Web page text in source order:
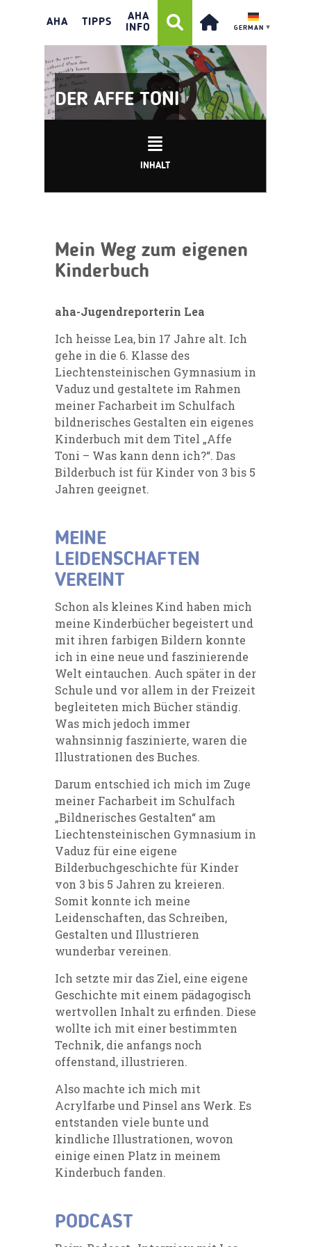
AHA TIPPS
AHA
INFO
GERMAN ▼
DER AFFE TONI
INHALT
Mein Weg zum eigenen
Kinderbuch
aha-Jugendreporterin Lea
Ich heisse Lea, bin 17 Jahre alt. Ich
gehe in die 6. Klasse des
Liechtensteinischen Gymnasium in
Vaduz und gestaltete im Rahmen
meiner Facharbeit im Schulfach
bildnerisches Gestalten ein eigenes
Kinderbuch mit dem Titel „Affe
Toni – Was kann denn ich?“. Das
Bilderbuch ist für Kinder von 3 bis 5
Jahren geeignet.
MEINE
LEIDENSCHAFTEN
VEREINT
Schon als kleines Kind haben mich
meine Kinderbücher begeistert und
mit ihren farbigen Bildern konnte
ich in eine neue und faszinierende
Welt eintauchen. Auch später in der
Schule und vor allem in der Freizeit
begleiteten mich Bücher ständig.
Was mich jedoch immer
wahnsinnig faszinierte, waren die
Illustrationen des Buches.
Darum entschied ich mich im Zuge
meiner Facharbeit im Schulfach
„Bildnerisches Gestalten“ am
Liechtensteinischen Gymnasium in
Vaduz für eine eigene
Bilderbuchgeschichte für Kinder
von 3 bis 5 Jahren zu kreieren.
Somit konnte ich meine
Leidenschaften, das Schreiben,
Gestalten und Illustrieren
wunderbar vereinen.
Ich setzte mir das Ziel, eine eigene
Geschichte mit einem pädagogisch
wertvollen Inhalt zu erfinden. Diese
wollte ich mit einer bestimmten
Technik, die anfangs noch
offenstand, illustrieren.
Also machte ich mich mit
Acrylfarbe und Pinsel ans Werk. Es
entstanden viele bunte und
kindliche Illustrationen, wovon
einige einen Platz in meinem
Kinderbuch fanden.
PODCAST